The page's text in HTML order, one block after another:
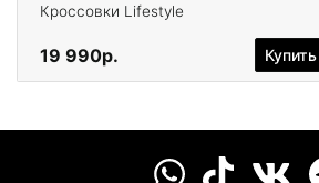
Кроссовки Lifestyle
19 990р. Купить